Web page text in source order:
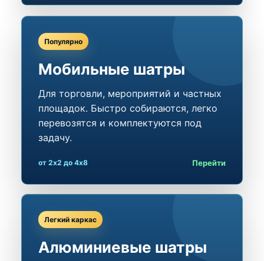
Популярно
Мобильные шатры
Для торговли, мероприятий и частных
площадок. Быстро собираются, легко
перевозятся и комплектуются под
задачу.
от 2x2 до 4x8 Перейти
Легкий каркас
Алюминиевые шатры